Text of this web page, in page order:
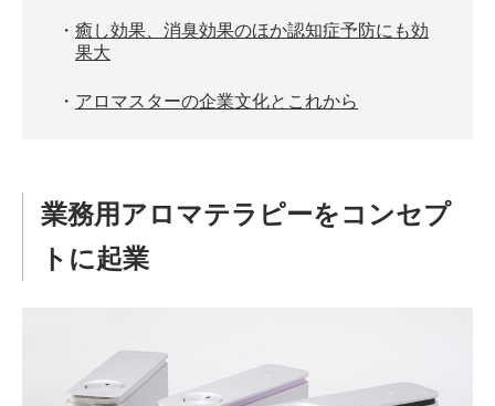
・ 癒し効果、消臭効果のほか認知症予防にも効
果大
・ アロマスターの企業文化とこれから
業務用アロマテラピーをコンセプ
トに起業